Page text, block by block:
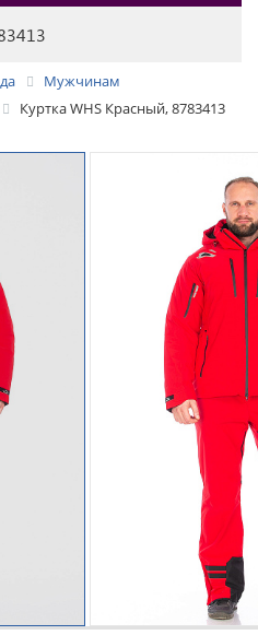
Мужчинам
Куртка WHS Красный, 8783413